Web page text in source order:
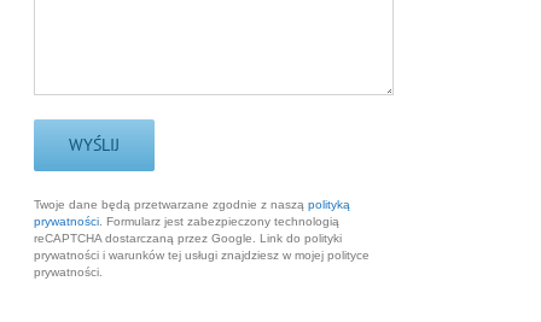
Twoje dane będą przetwarzane zgodnie z nasząpolityką
prywatności . Formularz jest zabezpieczony technologią
reCAPTCHA dostarczaną przez Google. Link do polityki
prywatności i warunków tej usługi znajdziesz w mojej polityce
prywatności.